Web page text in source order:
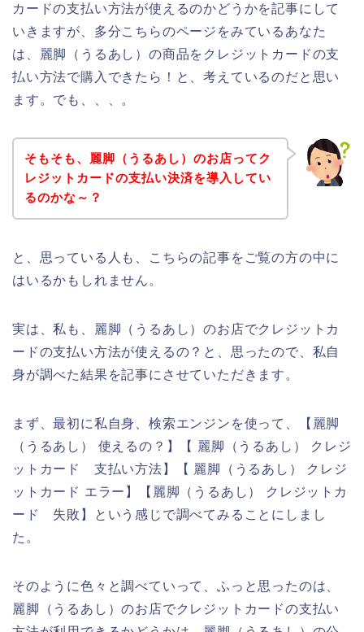
カードの支払い方法が使えるのかどうかを記事にして
いきますが、多分こちらのページをみているあなた
は、麗脚（うるあし）の商品をクレジットカードの支
払い方法で購入できたら！と、考えているのだと思い
ます。でも、、、。
そもそも、麗脚（うるあし）のお店ってク
レジットカードの支払い決済を導入してい
るのかな～？
と、思っている人も、こちらの記事をご覧の方の中に
はいるかもしれません。
実は、私も、麗脚（うるあし）のお店でクレジットカ
ードの支払い方法が使えるの？と、思ったので、私自
身が調べた結果を記事にさせていただきます。
まず、最初に私自身、検索エンジンを使って、【麗脚
（うるあし） 使えるの？】【 麗脚（うるあし） クレジ
ットカード 支払い方法】【 麗脚（うるあし） クレジ
ットカード エラー】【麗脚（うるあし） クレジットカ
ード 失敗】という感じで調べてみることにしまし
た。
そのように色々と調べていって、ふっと思ったのは、
麗脚（うるあし）のお店でクレジットカードの支払い